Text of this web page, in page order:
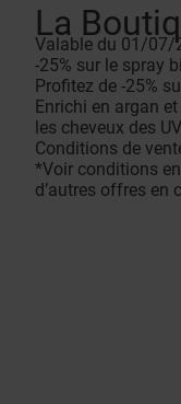
La
Valable du 01/
-25% sur le spray
Profitez de -25%
Enrichi en argan
les cheveux des
Conditions de
*Voir conditions
d’autres offres en